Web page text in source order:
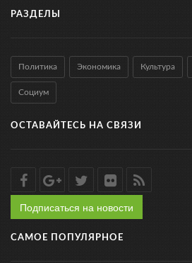
РАЗДЕЛЫ
Политика Экономика Культура
Социум
ОСТАВАЙТЕСЬ НА СВЯЗИ
Подписаться на новости
САМОЕ ПОПУЛЯРНОЕ